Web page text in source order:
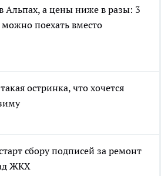
Альпах, а цены ниже в разы: 3
можно поехать вместо
остринка, что хочется
сбору подписей за ремонт
ЖКХ